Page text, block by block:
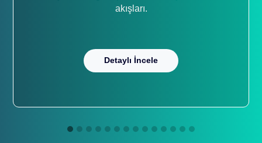
akışları.
Detaylı İncele